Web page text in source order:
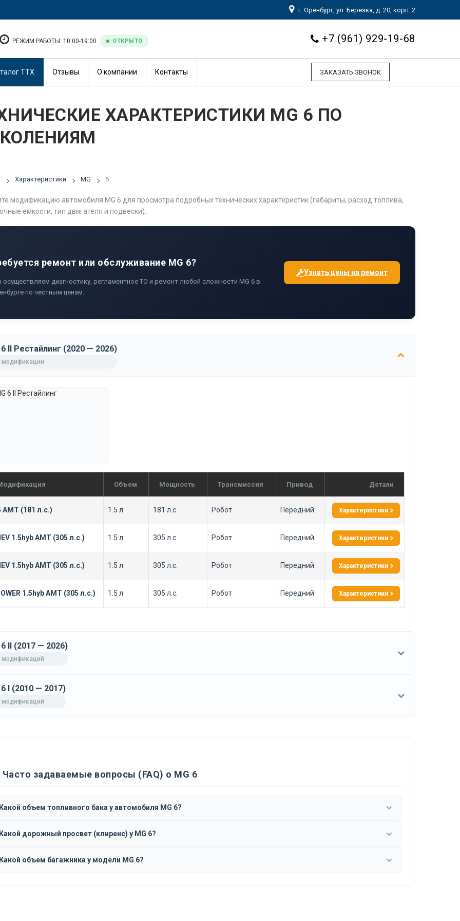
г. Оренбург, ул. Берёзка, д. 20, корп. 2
+7 (961) 929-19-68
РЕЖИМ РАБОТЫ: 10:00-19:00 ОТКРЫТО
ЗАКАЗАТЬ ЗВОНОК
ТТХ Отзывы О компании Контакты
ХАРАКТЕРИСТИКИ MG 6 ПО
Характеристики MG 6
модификацию автомобиля MG 6 для просмотра подробных технических характеристик (габариты, расход топлива,
емкости, тип двигателя и подвески).
ремонт или обслуживание MG 6?
диагностику, регламентное ТО и ремонт любой сложности MG 6 в
по честным ценам.
Узнать цены на ремонт
II Рестайлинг (2020 — 2026)
модификации
Объем Мощность Трансмиссия Привод Детали
AMT (181 л.с.) 1.5 л 181 л.с. Робот Передний Характеристики
1.5hyb AMT (305 л.с.) 1.5 л 305 л.с. Робот Передний Характеристики
1.5hyb AMT (305 л.с.) 1.5 л 305 л.с. Робот Передний Характеристики
1.5hyb AMT (305 л.с.) 1.5 л 305 л.с. Робот Передний Характеристики
II (2017 — 2026)
модификаций
I (2010 — 2017)
модификаций
Часто задаваемые вопросы (FAQ) о MG 6
объем топливного бака у автомобиля MG 6?
дорожный просвет (клиренс) у MG 6?
объем багажника у модели MG 6?